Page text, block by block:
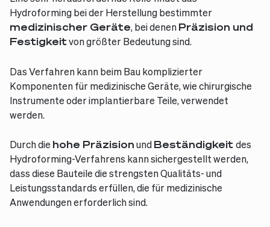
Hydroforming bei der Herstellung bestimmter
medizinischer Geräte, bei denenPräzision und
Festigkeitvon größter Bedeutung sind.
Das Verfahren kann beim Bau komplizierter
Komponenten für medizinische Geräte, wie chirurgische
Instrumente oder implantierbare Teile, verwendet
werden.
Durch die hohe PräzisionundBeständigkeitdes
Hydroforming-Verfahrens kann sichergestellt werden,
dass diese Bauteile die strengsten Qualitäts- und
Leistungsstandards erfüllen, die für medizinische
Anwendungen erforderlich sind.